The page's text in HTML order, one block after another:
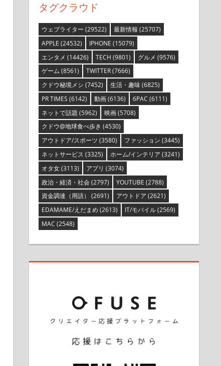
タグクラウド
ウェブライター (29522) 最新情報 (25707)
APPLE (24532) IPHONE (15079)
エンタメ (14426) TECH (9801) グルメ (9576)
ゲーム (8561) TWITTER(7666)
クドウ秘境メシ (7452) 生活・趣味(6825)
PR TIMES (6142) 動画(6136) 6PAC (6111)
ネットで話題 (5962) 映画(5708)
クドウ@地球食べ歩き (4530)
アウトドア/スポーツ (3580) ファッション (3445)
ネットサービス (3325) ホーム/インテリア (3241)
オタ女(3113) アプリ (3074)
政治・経済・社会(2797) YOUTUBE (2788)
資金調達（用語） (2691) アウトドア (2621)
EDAMAME/えだまめ (2613) IT/モバイル(2569)
MAC (2548)